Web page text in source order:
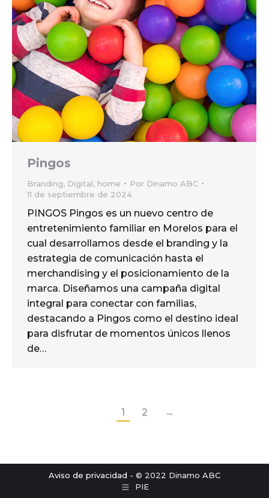
Pingos
Branding, Digital, home Por Dinamo ABC
11 de septiembre de 2024
PINGOS Pingos es un nuevo centro de
entretenimiento familiar en Morelos para el
cual desarrollamos desde el branding y la
estrategia de comunicación hasta el
merchandising y el posicionamiento de la
marca. Diseñamos una campaña digital
integral para conectar con familias,
destacando a Pingos como el destino ideal
para disfrutar de momentos únicos llenos
de…
1 2 →
Aviso de privacidad - © 2022 Dinamo ABC
PIE